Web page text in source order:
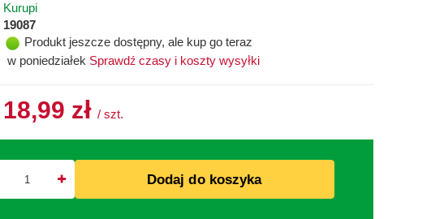
Kurupi
19087
Produkt jeszcze dostępny, ale kup go teraz
w poniedziałek Sprawdź czasy i koszty wysyłki
18,99 zł / szt.
Dodaj do koszyka